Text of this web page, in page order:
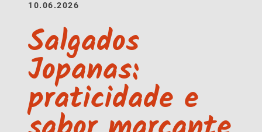
10.06.2026
Salgados
Jopanas:
praticidade e